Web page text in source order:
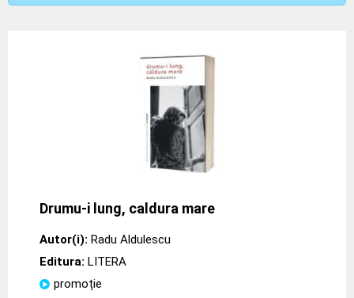
Drumu-i lung, caldura mare
Autor(i): Radu Aldulescu
Editura: LITERA
promoție